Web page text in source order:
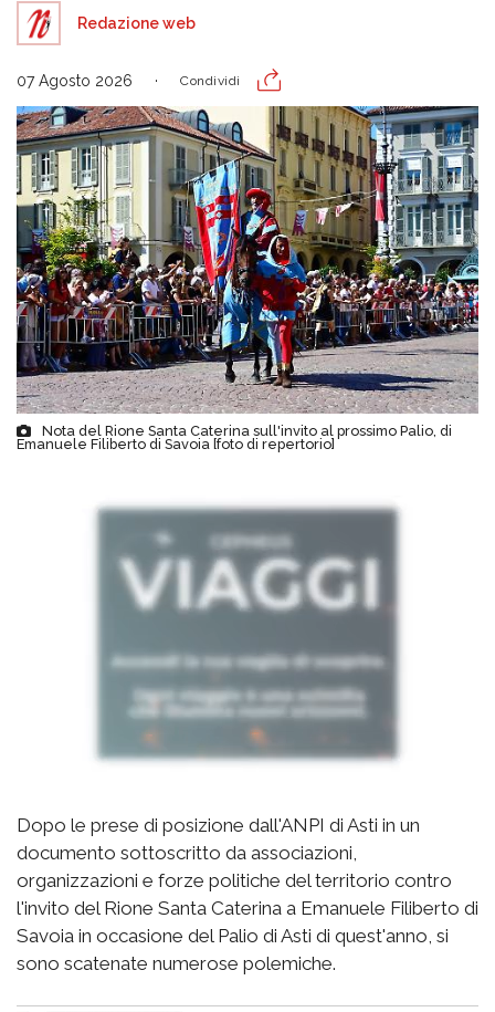
Redazione web
07 Agosto 2026 Condividi
Nota del Rione Santa Caterina sull'invito al prossimo Palio, di
Emanuele Filiberto di Savoia [foto di repertorio]
Dopo le prese di posizione dall'ANPI di Asti in un
documento sottoscritto da associazioni,
organizzazioni e forze politiche del territorio contro
l'invito del Rione Santa Caterina a Emanuele Filiberto di
Savoia in occasione del Palio di Asti di quest'anno, si
sono scatenate numerose polemiche.